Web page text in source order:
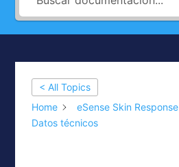
< All Topics
Home
eSense Skin Response
Datos técnicos